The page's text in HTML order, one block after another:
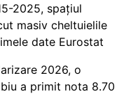
2025, spațiul
masiv cheltuielile
date Eurostat
2026, o
a primit nota 8.70